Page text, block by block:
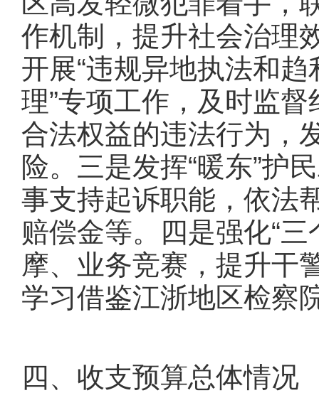
作机制，提升社会治理
开展“违规异地执法和
理”专项工作，及时监
合法权益的违法行为，
险。三是发挥“暖东”护
事支持起诉职能，依法
赔偿金等。四是强化“
摩、业务竞赛，提升干
学习借鉴江浙地区检察
四、收支预算总体情况